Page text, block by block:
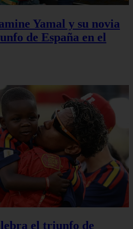
Yamal y su novia
de España en el
el triunfo de